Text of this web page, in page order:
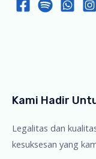
Kami Hadir
Legalitas dan
kesuksesan yang